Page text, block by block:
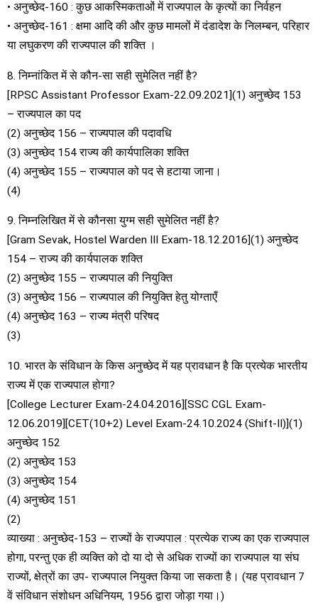
• अनुच्छेद-160 : कुछ आकस्मिकताओं में राज्यपाल के कृत्यों का निर्वहन
• अनुच्छेद-161 : क्षमा आदि की और कुछ मामलों में दंडादेश के निलम्बन, परिहार
या लघुकरण की राज्यपाल की शक्ति ।
8. निम्नांकित में से कौन-सा सही सुमेलित नहीं है?
[RPSC Assistant Professor Exam-22.09.2021](1) अनुच्छेद 153
– राज्यपाल का पद
(2) अनुच्छेद 156 – राज्यपाल की पदावधि
(3) अनुच्छेद 154 राज्य की कार्यपालिका शक्ति
(4) अनुच्छेद 155 – राज्यपाल को पद से हटाया जाना।
(4)
9. निम्नलिखित में से कौनसा युग्म सही सुमेलित नहीं है?
[Gram Sevak, Hostel Warden III Exam-18.12.2016](1) अनुच्छेद
154 – राज्य की कार्यपालक शक्ति
(2) अनुच्छेद 155 – राज्यपाल की नियुक्ति
(3) अनुच्छेद 156 – राज्यपाल की नियुक्ति हेतु योग्ताएँ
(4) अनुच्छेद 163 – राज्य मंत्री परिषद
(3)
10. भारत के संविधान के किस अनुच्छेद में यह प्रावधान है कि प्रत्येक भारतीय
राज्य में एक राज्यपाल होगा?
[College Lecturer Exam-24.04.2016][SSC CGL Exam-
12.06.2019][CET(10+2) Level Exam-24.10.2024 (Shift-II)](1)
अनुच्छेद 152
(2) अनुच्छेद 153
(3) अनुच्छेद 154
(4) अनुच्छेद 151
(2)
व्याख्या : अनुच्छेद-153 – राज्यों के राज्यपाल : प्रत्येक राज्य का एक राज्यपाल
होगा, परन्तु एक ही व्यक्ति को दो या दो से अधिक राज्यों का राज्यपाल या संघ
राज्यों, क्षेत्रों का उप- राज्यपाल नियुक्त किया जा सकता है। (यह प्रावधान 7
वें संविधान संशोधन अधिनियम, 1956 द्वारा जोड़ा गया।)